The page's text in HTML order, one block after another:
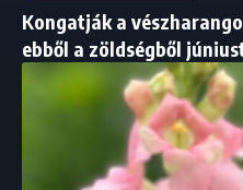
Kongatják a
ebből a zöldségből